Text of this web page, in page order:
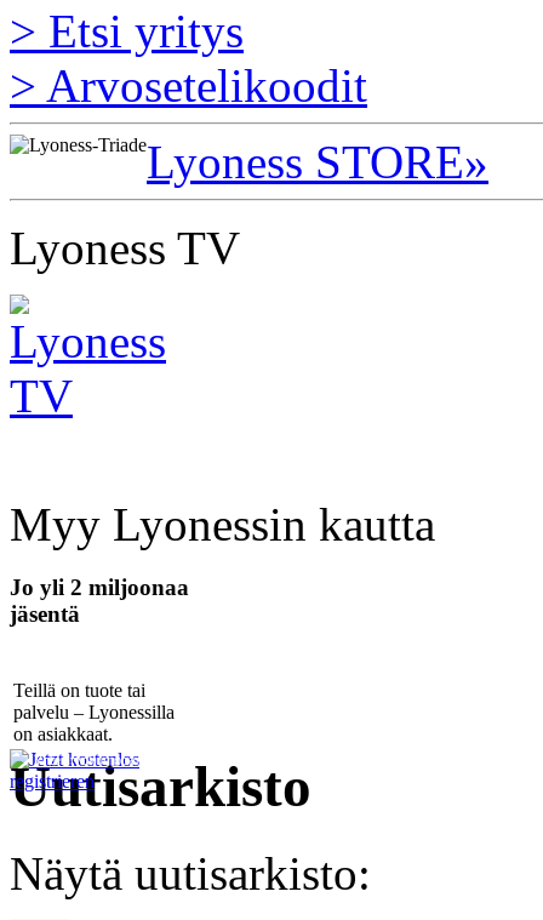
> Etsi yritys
> Arvosetelikoodit
Lyoness STORE»
Lyoness TV
Myy Lyonessin kautta
Jo yli 2 miljoonaa
jäsentä
Teillä on tuote tai
palvelu – Lyonessilla
on asiakkaat.
Yhteistyökumppaneille
Uutisarkisto
Näytä uutisarkisto: